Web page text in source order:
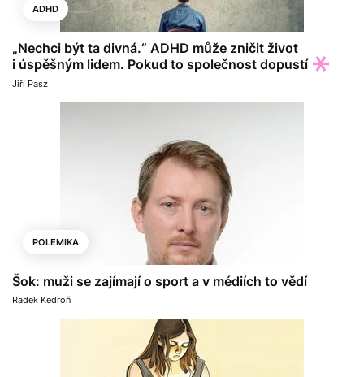
ADHD
„Nechci být ta divná.“ ADHD může zničit život
i úspěšným lidem. Pokud to společnost dopustí
Jiří Pasz
POLEMIKA
Šok: muži se zajímají o sport a v médiích to vědí
Radek Kedroň